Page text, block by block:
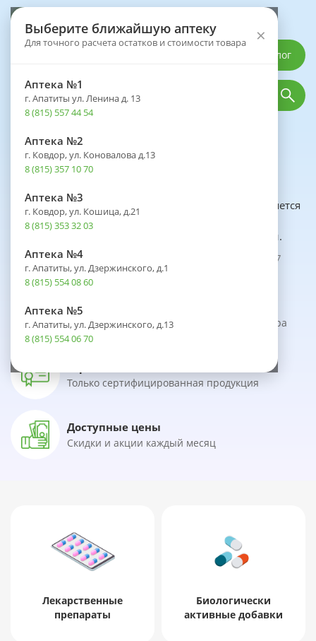
Выберите ближайшую аптеку
Для точного расчета остатков и стоимости товара ×
Аптека №1
г. Апатиты ул. Ленина д. 13
8 (815) 557 44 54
Аптека №2
г. Ковдор, ул. Коновалова д.13
8 (815) 357 10 70
Аптека №3
г. Ковдор, ул. Кошица, д.21
8 (815) 353 32 03
Аптека №4
г. Апатиты, ул. Дзержинского, д.1
8 (815) 554 08 60
Аптека №5
г. Апатиты, ул. Дзержинского, д.13
8 (815) 554 06 70
Каталог
Профлек Аптека ООО
ФАРМСИСТЕМА
Региональная сеть аптек, целью которой является
оказание качественной
и своевременной фармацевтической помощи.
Рег. Nº лицензии: ЛО42-01163-51/00265996 от 23.11.2017
Доставка из аптеки
Быстрая сборка и бережная доставка товара
Только сертифицированная продукция
Доступные цены
Скидки и акции каждый месяц
Лекарственные
препараты
Биологически
активные добавки